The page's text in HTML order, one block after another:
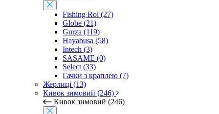
Fishing Roi (27)
Globe (21)
Gurza (119)
Hayabusa (58)
Intech (3)
SASAME (0)
Select (33)
Гачки з краплею (7)
Жерлиці (13)
Кивок зимовий (246)
Кивок зимовий (246)